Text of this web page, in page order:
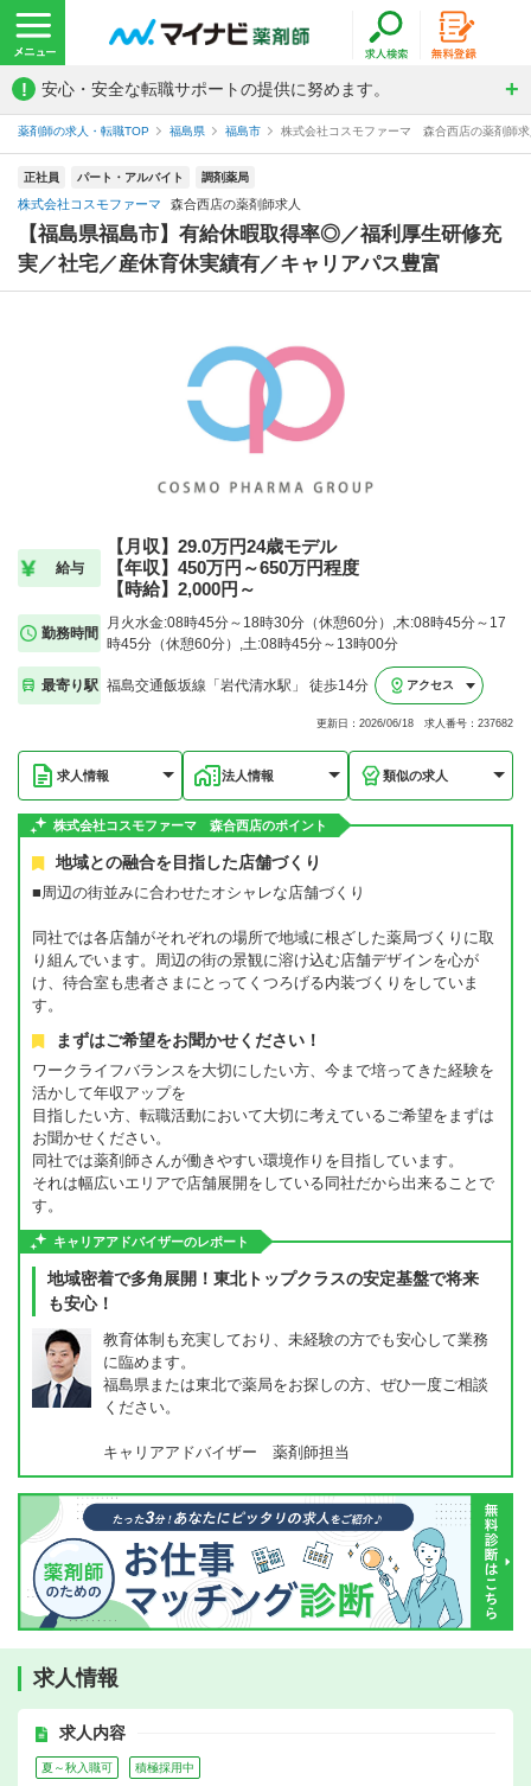
! 安心・安全な転職サポートの提供に努めます。
薬剤師の求人・転職TOP 福島県 福島市 株式会社コスモファーマ 森合西店の薬剤師
正社員 パート・アルバイト 調剤薬局
株式会社コスモファーマ 森合西店の薬剤師求人
【福島県福島市】有給休暇取得率◎／福利厚生研修充
実／社宅／産休育休実績有／キャリアパス豊富
給与
【月収】29.0万円24歳モデル
【年収】450万円～650万円程度
【時給】2,000円～
勤務時間
月火水金:08時45分～18時30分（休憩60分）,木:08時45分～17
時45分（休憩60分）,土:08時45分～13時00分
最寄り駅 福島交通飯坂線「岩代清水駅」 徒歩14分 アクセス
更新日：2026/06/18 求人番号：237682
求人情報 法人情報 類似の求人
株式会社コスモファーマ 森合西店のポイント
地域との融合を目指した店舗づくり
■周辺の街並みに合わせたオシャレな店舗づくり
同社では各店舗がそれぞれの場所で地域に根ざした薬局づくりに取
り組んでいます。周辺の街の景観に溶け込む店舗デザインを心が
け、待合室も患者さまにとってくつろげる内装づくりをしていま
す。
まずはご希望をお聞かせください！
ワークライフバランスを大切にしたい方、今まで培ってきた経験を
活かして年収アップを
目指したい方、転職活動において大切に考えているご希望をまずは
お聞かせください。
同社では薬剤師さんが働きやすい環境作りを目指しています。
それは幅広いエリアで店舗展開をしている同社だから出来ることで
す。
キャリアアドバイザーのレポート
地域密着で多角展開！東北トップクラスの安定基盤で将来
も安心！
教育体制も充実しており、未経験の方でも安心して業務
に臨めます。
福島県または東北で薬局をお探しの方、ぜひ一度ご相談
ください。
キャリアアドバイザー 薬剤師担当
求人情報
求人内容
夏～秋入職可 積極採用中